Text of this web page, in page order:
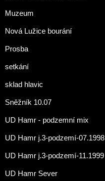
Muzeum
Nová Lužice bourání
Prosba
setkání
sklad hlavic
Sněžník 10.07
UD Hamr - podzemní mix
UD Hamr j.3-podzemí-07.1998
UD Hamr j.3-podzemí-11.1999
UD Hamr Sever